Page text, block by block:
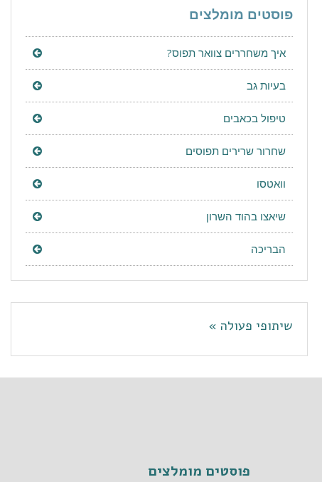
פוסטים מומלצים
איך משחררים צוואר תפוס?
בעיות גב
טיפול בכאבים
שחרור שרירים תפוסים
וואטסו
שיאצו בהוד השרון
הבריכה
שיתופי פעולה »
פוסטים מומלצים